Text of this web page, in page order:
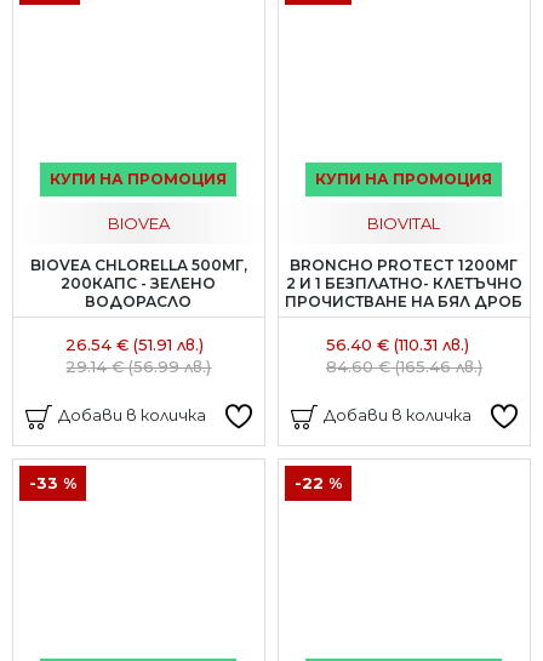
КУПИ НА ПРОМОЦИЯ
BIOVEA
BIOVEA CHLORELLA 500МГ,
200КАПС - ЗЕЛЕНО
ВОДОРАСЛО
26.54 € (51.91 лв.)
29.14 € (56.99 лв.)
Добави в количка
КУПИ НА ПРОМОЦИЯ
BIOVITAL
BRONCHO PROTECT 1200МГ
2 И 1 БЕЗПЛАТНО- КЛЕТЪЧНО
ПРОЧИСТВАНЕ НА БЯЛ ДРОБ
56.40 € (110.31 лв.)
84.60 € (165.46 лв.)
Добави в количка
-33 % -22 %